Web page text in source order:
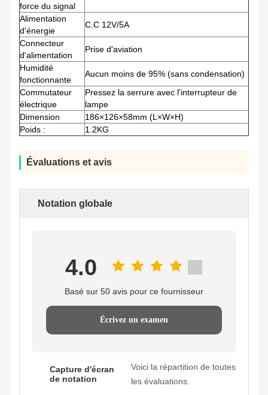
force du signal
Alimentation
d'énergie
C.C 12V/5A
Connecteur
d'alimentation
Prise d'aviation
Humidité
fonctionnante
Aucun moins de 95% (sans condensation)
Commutateur
électrique
Pressez la serrure avec l'interrupteur de
lampe
Dimension
186×126×58mm (L×W×H)
Poids :
1.2KG
Évaluations et avis
Notation globale
4.0
Basé sur 50 avis pour ce fournisseur
Écrivez un examen
Capture d'écran
de notation
Voici la répartition de toutes
les évaluations.